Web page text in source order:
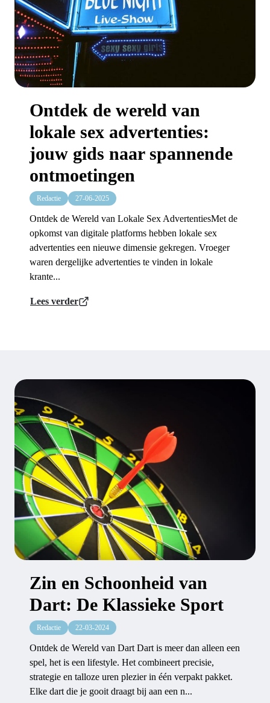
Ontdek de wereld van
lokale sex advertenties:
jouw gids naar spannende
ontmoetingen
Redactie 27-06-2025
Ontdek de Wereld van Lokale Sex AdvertentiesMet de
opkomst van digitale platforms hebben lokale sex
advertenties een nieuwe dimensie gekregen. Vroeger
waren dergelijke advertenties te vinden in lokale
krante...
Lees verder
Zin en Schoonheid van
Dart: De Klassieke Sport
Redactie 22-03-2024
Ontdek de Wereld van Dart Dart is meer dan alleen een
spel, het is een lifestyle. Het combineert precisie,
strategie en talloze uren plezier in één verpakt pakket.
Elke dart die je gooit draagt bij aan een n...